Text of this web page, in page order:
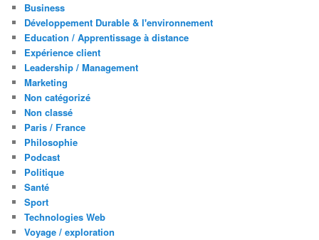
Business
Développement Durable & l'environnement
Education / Apprentissage à distance
Expérience client
Leadership / Management
Marketing
Non catégorizé
Non classé
Paris / France
Philosophie
Podcast
Politique
Santé
Sport
Technologies Web
Voyage / exploration